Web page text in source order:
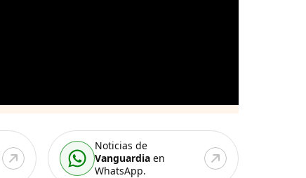
Noticias de
Vanguardia en
WhatsApp.